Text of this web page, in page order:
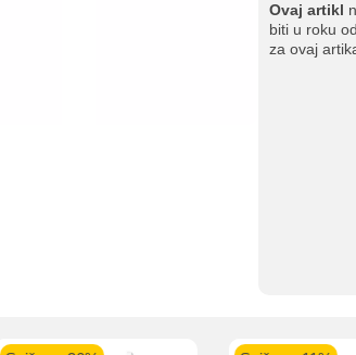
Ovaj artikl
biti u roku
za ovaj
Sve je
Kupovinu na rate možete obaviti ukoliko
Bit će uračunati